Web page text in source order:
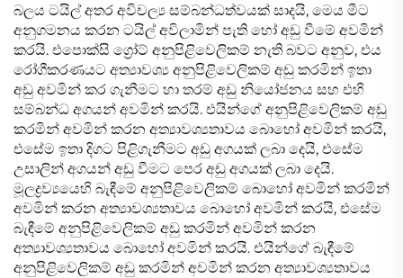
බලය ටයිල් අතර අවිචල්‍ය සම්බන්ධත්වයක් සාදයි, මෙය මීට
අනුගමනය කරන ටයිල් අවිලාමින් පැති හෝ අඩු වීමේ අවමින්
කරයි. එපොක්සි ග්‍රෝට් අනුපිළිවෙලිකම් නැති බවට අනුව, එය
රෝගීකරණයට අත්‍යාවශ්‍ය අනුපිළිවෙලිකම් අඩු කරමින් ඉතා
අඩු අවමින් කර ගැනීමට හා තරම් අඩු නියෝජනය සහ එහි
සම්බන්ධ අගයන් අවමින් කරයි. එයින්ගේ අනුපිළිවෙලිකම් අඩු
කරමින් අවමින් කරන අත්‍යාවශ්‍යතාවය බොහෝ අවමින් කරයි,
එසේම ඉතා දිගට පිළිගැනීමට අඩු අගයක් ලබා දෙයි, එසේම
උසාලින් අගයන් අඩු වීමට පෙර අඩු අගයක් ලබා දෙයි.
මූලද්‍රව්‍යයෙහි බැඳීමේ අනුපිළිවෙලිකම් බොහෝ අවමින් කරමින්
අවමින් කරන අත්‍යාවශ්‍යතාවය බොහෝ අවමින් කරයි, එසේම
බැඳීමේ අනුපිළිවෙලිකම් අඩු කරමින් අවමින් කරන
අත්‍යාවශ්‍යතාවය බොහෝ අවමින් කරයි. එයින්ගේ බැඳීමේ
අනුපිළිවෙලිකම් අඩු කරමින් අවමින් කරන අත්‍යාවශ්‍යතාවය